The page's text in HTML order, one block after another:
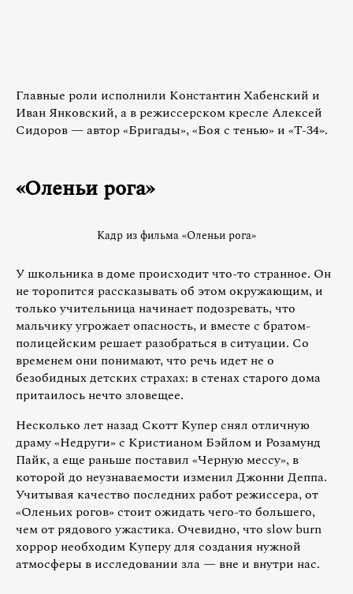
Главные роли исполнили Константин Хабенский и
Иван Янковский, а в режиссерском кресле Алексей
Сидоров — автор «Бригады», «Боя с тенью» и «Т-34».
«Оленьи рога»
Кадр из фильма «Оленьи рога»
У школьника в доме происходит что-то странное. Он
не торопится рассказывать об этом окружающим, и
только учительница начинает подозревать, что
мальчику угрожает опасность, и вместе с братом-
полицейским решает разобраться в ситуации. Со
временем они понимают, что речь идет не о
безобидных детских страхах: в стенах старого дома
притаилось нечто зловещее.
Несколько лет назад Скотт Купер снял отличную
драму «Недруги» с Кристианом Бэйлом и Розамунд
Пайк, а еще раньше поставил «Черную мессу», в
которой до неузнаваемости изменил Джонни Деппа.
Учитывая качество последних работ режиссера, от
«Оленьих рогов» стоит ожидать чего-то большего,
чем от рядового ужастика. Очевидно, что slow burn
хоррор необходим Куперу для создания нужной
атмосферы в исследовании зла — вне и внутри нас.